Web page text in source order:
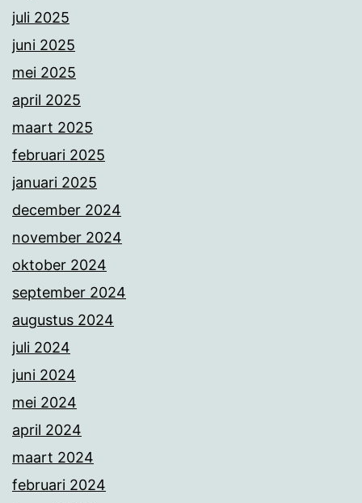
juli 2025
juni 2025
mei 2025
april 2025
maart 2025
februari 2025
januari 2025
december 2024
november 2024
oktober 2024
september 2024
augustus 2024
juli 2024
juni 2024
mei 2024
april 2024
maart 2024
februari 2024